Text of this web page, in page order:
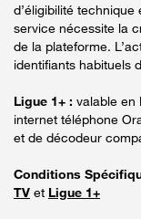
d’éligibilité
service nécessite la
de la plateforme.
identifiants habituels
Ligue 1+ : valable en
internet téléphone
et de décodeur
Conditions
TV et Ligue 1+